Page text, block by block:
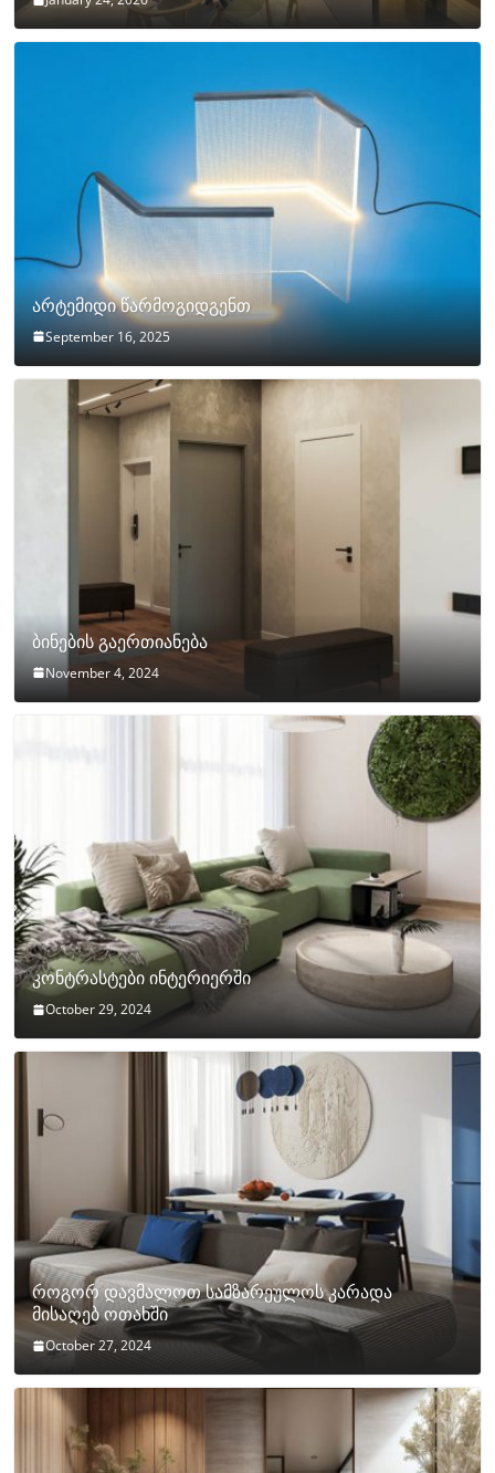
არტემიდი წარმოგიდგენთ
September 16, 2025
ბინების გაერთიანება
November 4, 2024
კონტრასტები ინტერიერში
October 29, 2024
როგორ დავმალოთ სამზარეულოს კარადა
მისაღებ ოთახში
October 27, 2024